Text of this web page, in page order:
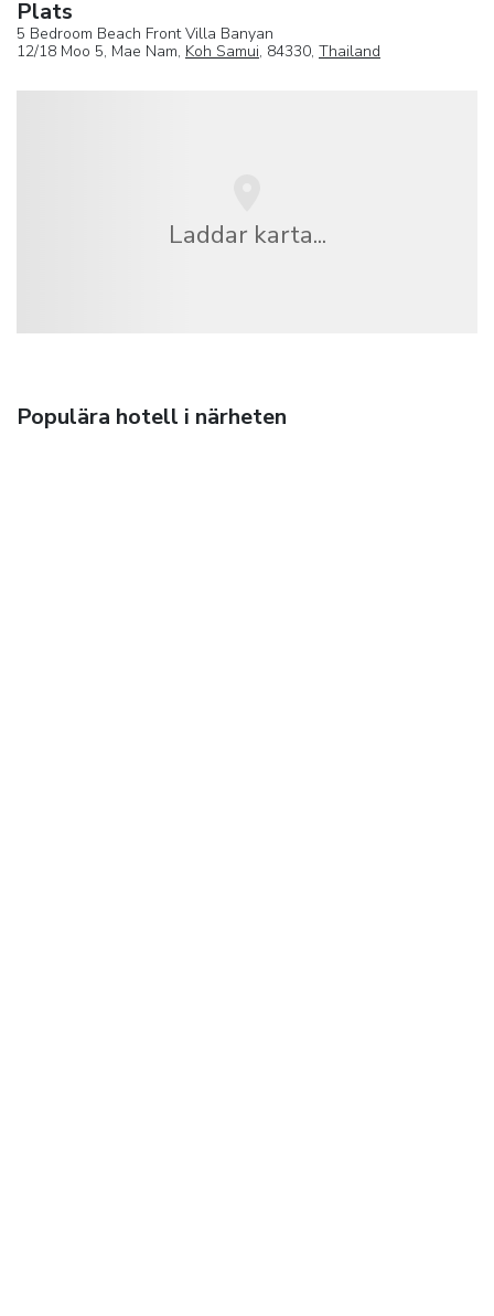
Plats
5 Bedroom Beach Front Villa Banyan
12/18 Moo 5, Mae Nam, Koh Samui, 84330, Thailand
Laddar karta...
Populära hotell i närheten